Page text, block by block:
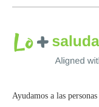
Ayudamos a las